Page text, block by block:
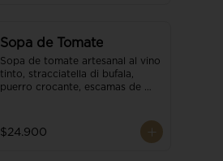
Sopa de Tomate
Sopa de tomate artesanal al vino
tinto, stracciatella di bufala,
puerro crocante, escamas de
pesto. Acompañado de un
tostón de pan focaccia.
$24.900